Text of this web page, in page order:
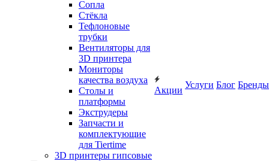
Сопла
Cтёкла
Тефлоновые
трубки
Вентиляторы для
3D принтера
Мониторы
качества воздуха
Столы и
платформы
Экструдеры
Запчасти и
комплектующие
для Tiertime
3D принтеры гипсовые
Акции
Услуги Блог Бренды